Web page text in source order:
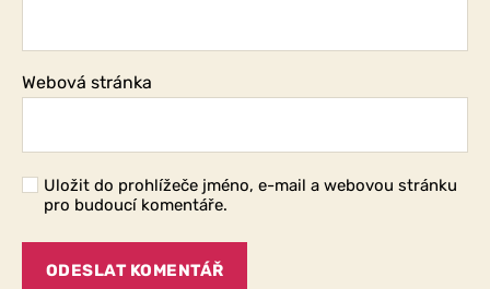
Webová stránka
Uložit do prohlížeče jméno, e-mail a webovou stránku
pro budoucí komentáře.